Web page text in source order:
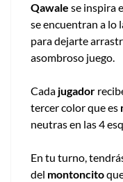
Qawale se inspira
se encuentran a lo
para dejarte
asombroso juego.
Cada jugador
tercer color que es
neutras en las 4
En tu turno,
del montoncito